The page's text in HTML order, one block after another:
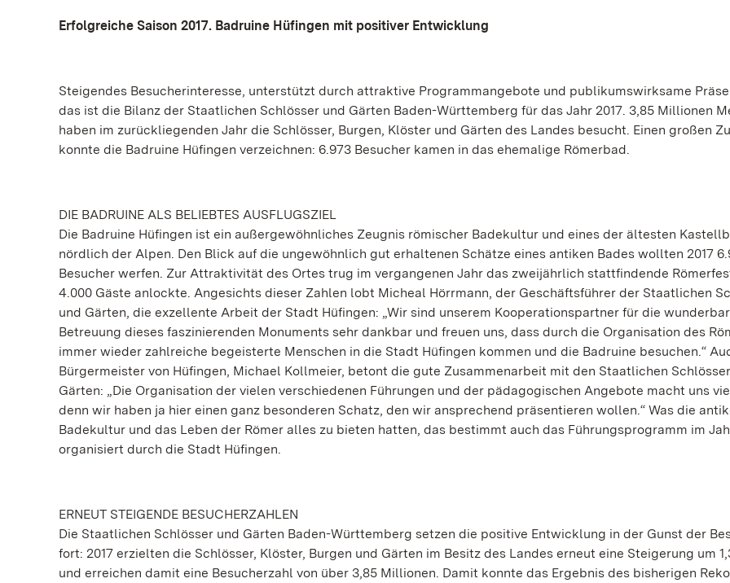
Erfolgreiche Saison 2017. Badruine Hüfingen mit positiver Entwicklung
Steigendes Besucherinteresse, unterstützt durch attraktive Programmangebote und publikumswirksame
das ist die Bilanz der Staatlichen Schlösser und Gärten Baden-Württemberg für das Jahr 2017. 3,85 Millionen
haben im zurückliegenden Jahr die Schlösser, Burgen, Klöster und Gärten des Landes besucht. Einen großen
konnte die Badruine Hüfingen verzeichnen: 6.973 Besucher kamen in das ehemalige Römerbad.
DIE BADRUINE ALS BELIEBTES AUSFLUGSZIEL
Die Badruine Hüfingen ist ein außergewöhnliches Zeugnis römischer Badekultur und eines der ältesten
nördlich der Alpen. Den Blick auf die ungewöhnlich gut erhaltenen Schätze eines antiken Bades wollten 2017
Besucher werfen. Zur Attraktivität des Ortes trug im vergangenen Jahr das zweijährlich stattfindende
4.000 Gäste anlockte. Angesichts dieser Zahlen lobt Micheal Hörrmann, der Geschäftsführer der Staatlichen
und Gärten, die exzellente Arbeit der Stadt Hüfingen: „Wir sind unserem Kooperationspartner für die
Betreuung dieses faszinierenden Monuments sehr dankbar und freuen uns, dass durch die Organisation des
immer wieder zahlreiche begeisterte Menschen in die Stadt Hüfingen kommen und die Badruine besuchen.“
Bürgermeister von Hüfingen, Michael Kollmeier, betont die gute Zusammenarbeit mit den Staatlichen
Gärten: „Die Organisation der vielen verschiedenen Führungen und der pädagogischen Angebote macht uns
denn wir haben ja hier einen ganz besonderen Schatz, den wir ansprechend präsentieren wollen.“ Was die
Badekultur und das Leben der Römer alles zu bieten hatten, das bestimmt auch das Führungsprogramm im
organisiert durch die Stadt Hüfingen.
ERNEUT STEIGENDE BESUCHERZAHLEN
Die Staatlichen Schlösser und Gärten Baden-Württemberg setzen die positive Entwicklung in der Gunst der
fort: 2017 erzielten die Schlösser, Klöster, Burgen und Gärten im Besitz des Landes erneut eine Steigerung um
und erreichen damit eine Besucherzahl von über 3,85 Millionen. Damit konnte das Ergebnis des bisherigen